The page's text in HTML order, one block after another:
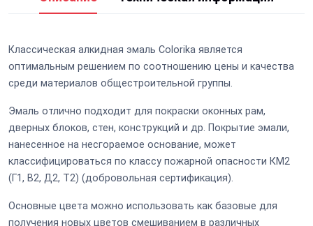
Классическая алкидная эмаль Colorika является
оптимальным решением по соотношению цены и качества
среди материалов общестроительной группы.
Эмаль отлично подходит для покраски оконных рам,
дверных блоков, стен, конструкций и др. Покрытие эмали,
нанесенное на несгораемое основание, может
классифицироваться по классу пожарной опасности КМ2
(Г1, В2, Д2, Т2) (добровольная сертификация).
Основные цвета можно использовать как базовые для
получения новых цветов смешиванием в различных